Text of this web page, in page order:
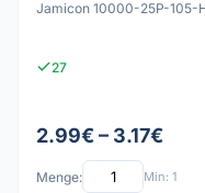
Jamicon 10000-25P-105-
27
2.99€ – 3.17€
Menge: Min: 1